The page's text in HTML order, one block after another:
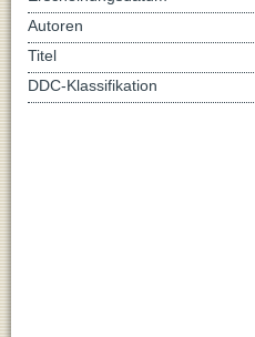
Autoren
Titel
DDC-Klassifikation